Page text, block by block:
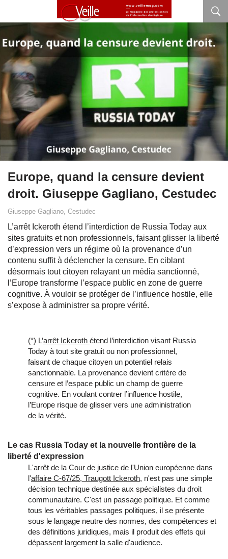
Europe, quand la censure devient
droit. Giuseppe Gagliano, Cestudec
Giuseppe Gagliano, Cestudec
L’arrêt Ickeroth étend l’interdiction de Russia Today aux
sites gratuits et non professionnels, faisant glisser la liberté
d’expression vers un régime où la provenance d’un
contenu suffit à déclencher la censure. En ciblant
désormais tout citoyen relayant un média sanctionné,
l’Europe transforme l’espace public en zone de guerre
cognitive. À vouloir se protéger de l’influence hostile, elle
s’expose à administrer sa propre vérité.
(*) L’arrêt Ickeroth étend l’interdiction visant Russia
Today à tout site gratuit ou non professionnel,
faisant de chaque citoyen un potentiel relais
sanctionnable. La provenance devient critère de
censure et l’espace public un champ de guerre
cognitive. En voulant contrer l’influence hostile,
l’Europe risque de glisser vers une administration
de la vérité.
Le cas Russia Today et la nouvelle frontière de la
liberté d'expression
L'arrêt de la Cour de justice de l'Union européenne dans
l'affaire C-67/25, Traugott Ickeroth, n'est pas une simple
décision technique destinée aux spécialistes du droit
communautaire. C'est un passage politique. Et comme
tous les véritables passages politiques, il se présente
sous le langage neutre des normes, des compétences et
des définitions juridiques, mais il produit des effets qui
dépassent largement la salle d'audience.